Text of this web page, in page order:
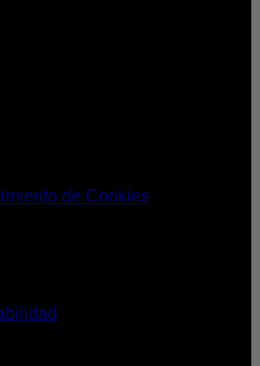
de Cookies